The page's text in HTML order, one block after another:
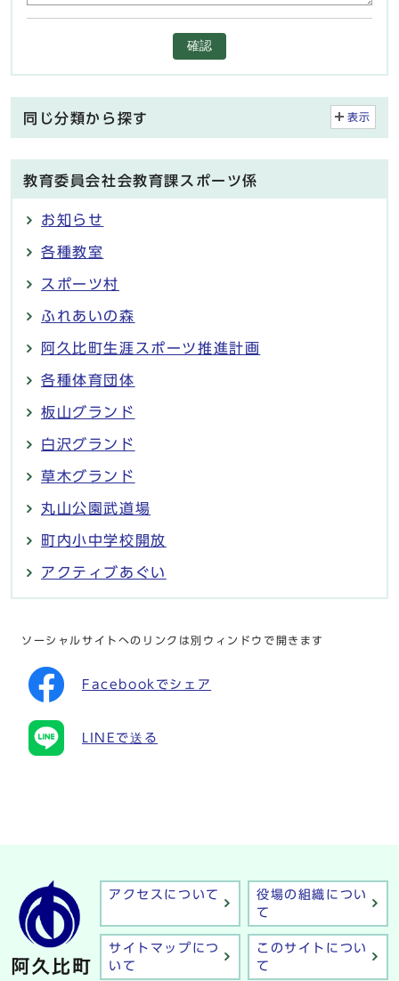
確認
同じ分類から探す 表示
教育委員会社会教育課スポーツ係
お知らせ
各種教室
スポーツ村
ふれあいの森
阿久比町生涯スポーツ推進計画
各種体育団体
板山グランド
白沢グランド
草木グランド
丸山公園武道場
町内小中学校開放
アクティブあぐい
ソーシャルサイトへのリンクは別ウィンドウで開きます
Facebookでシェア
LINEで送る
アクセスについて
役場の組織につい
て
サイトマップにつ
いて
このサイトについ
て